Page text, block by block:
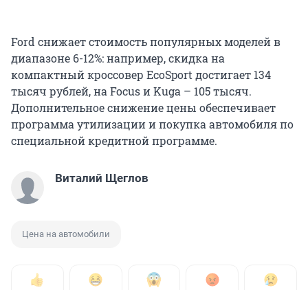
Ford снижает стоимость популярных моделей в
диапазоне 6-12%: например, скидка на
компактный кроссовер EcoSport достигает 134
тысяч рублей, на Focus и Kuga – 105 тысяч.
Дополнительное снижение цены обеспечивает
программа утилизации и покупка автомобиля по
специальной кредитной программе.
Виталий Щеглов
Цена на автомобили